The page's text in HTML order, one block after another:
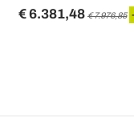
€ 6.381,48 € 7.976,85